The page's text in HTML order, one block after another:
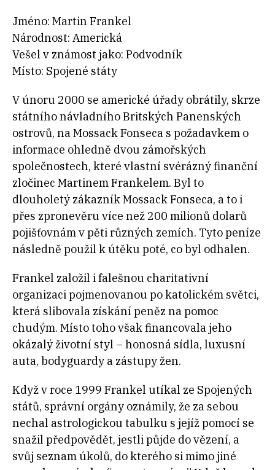
Jméno: Martin Frankel
Národnost: Americká
Vešel v známost jako: Podvodník
Místo: Spojené státy
V únoru 2000 se americké úřady obrátily, skrze
státního návladního Britských Panenských
ostrovů, na Mossack Fonseca s požadavkem o
informace ohledně dvou zámořských
společnostech, které vlastní svérázný finanční
zločinec Martinem Frankelem. Byl to
dlouholetý zákazník Mossack Fonseca, a to i
přes zpronevěru více než 200 milionů dolarů
pojišťovnám v pěti různých zemích. Tyto peníze
následně použil k útěku poté, co byl odhalen.
Frankel založil i falešnou charitativní
organizaci pojmenovanou po katolickém světci,
která slibovala získání peněz na pomoc
chudým. Místo toho však financovala jeho
okázalý životní styl – honosná sídla, luxusní
auta, bodyguardy a zástupy žen.
Když v roce 1999 Frankel utíkal ze Spojených
států, správní orgány oznámily, že za sebou
nechal astrologickou tabulku s jejíž pomocí se
snažil předpovědět, jestli půjde do vězení, a
svůj seznam úkolů, do kterého si mimo jiné